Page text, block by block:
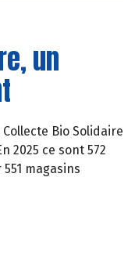
un
Bio Solidaire
2025 ce sont 572
magasins